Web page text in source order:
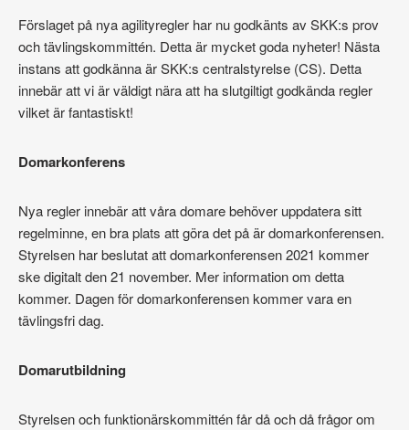
Förslaget på nya agilityregler har nu godkänts av SKK:s prov
och tävlingskommittén. Detta är mycket goda nyheter! Nästa
instans att godkänna är SKK:s centralstyrelse (CS). Detta
innebär att vi är väldigt nära att ha slutgiltigt godkända regler
vilket är fantastiskt!
Domarkonferens
Nya regler innebär att våra domare behöver uppdatera sitt
regelminne, en bra plats att göra det på är domarkonferensen.
Styrelsen har beslutat att domarkonferensen 2021 kommer
ske digitalt den 21 november. Mer information om detta
kommer. Dagen för domarkonferensen kommer vara en
tävlingsfri dag.
Domarutbildning
Styrelsen och funktionärskommittén får då och då frågor om